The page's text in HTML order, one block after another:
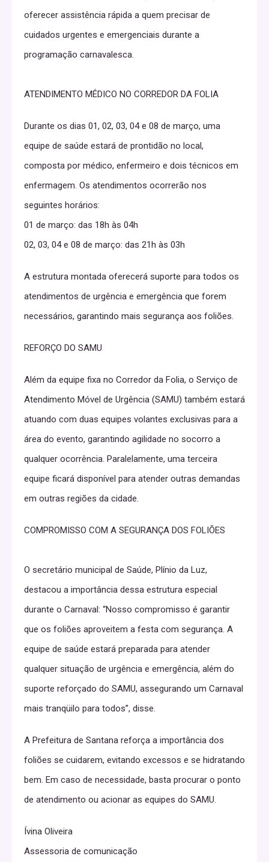
oferecer assistência rápida a quem precisar de
cuidados urgentes e emergenciais durante a
programação carnavalesca.
ATENDIMENTO MÉDICO NO CORREDOR DA FOLIA
Durante os dias 01, 02, 03, 04 e 08 de março, uma
equipe de saúde estará de prontidão no local,
composta por médico, enfermeiro e dois técnicos em
enfermagem. Os atendimentos ocorrerão nos
seguintes horários:
01 de março: das 18h às 04h
02, 03, 04 e 08 de março: das 21h às 03h
A estrutura montada oferecerá suporte para todos os
atendimentos de urgência e emergência que forem
necessários, garantindo mais segurança aos foliões.
REFORÇO DO SAMU
Além da equipe fixa no Corredor da Folia, o Serviço de
Atendimento Móvel de Urgência (SAMU) também estará
atuando com duas equipes volantes exclusivas para a
área do evento, garantindo agilidade no socorro a
qualquer ocorrência. Paralelamente, uma terceira
equipe ficará disponível para atender outras demandas
em outras regiões da cidade.
COMPROMISSO COM A SEGURANÇA DOS FOLIÕES
O secretário municipal de Saúde, Plínio da Luz,
destacou a importância dessa estrutura especial
durante o Carnaval: “Nosso compromisso é garantir
que os foliões aproveitem a festa com segurança. A
equipe de saúde estará preparada para atender
qualquer situação de urgência e emergência, além do
suporte reforçado do SAMU, assegurando um Carnaval
mais tranqüilo para todos”, disse.
A Prefeitura de Santana reforça a importância dos
foliões se cuidarem, evitando excessos e se hidratando
bem. Em caso de necessidade, basta procurar o ponto
de atendimento ou acionar as equipes do SAMU.
Ívina Oliveira
Assessoria de comunicação